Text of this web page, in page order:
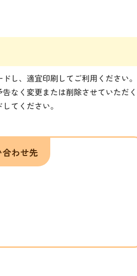
し、適宜印刷してご利用ください。
なく変更または削除させていただく
てください。
わせ先